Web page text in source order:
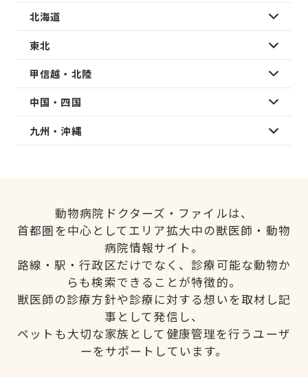
北海道
東北
甲信越・北陸
中国・四国
九州・沖縄
動物病院ドクターズ・ファイルは、
首都圏を中心としてエリア拡大中の獣医師・動物
病院情報サイト。
路線・駅・行政区だけでなく、診療可能な動物か
らも検索できることが特徴的。
獣医師の診療方針や診療に対する想いを取材し記
事として発信し、
ペットも大切な家族として健康管理を行うユーザ
ーをサポートしています。